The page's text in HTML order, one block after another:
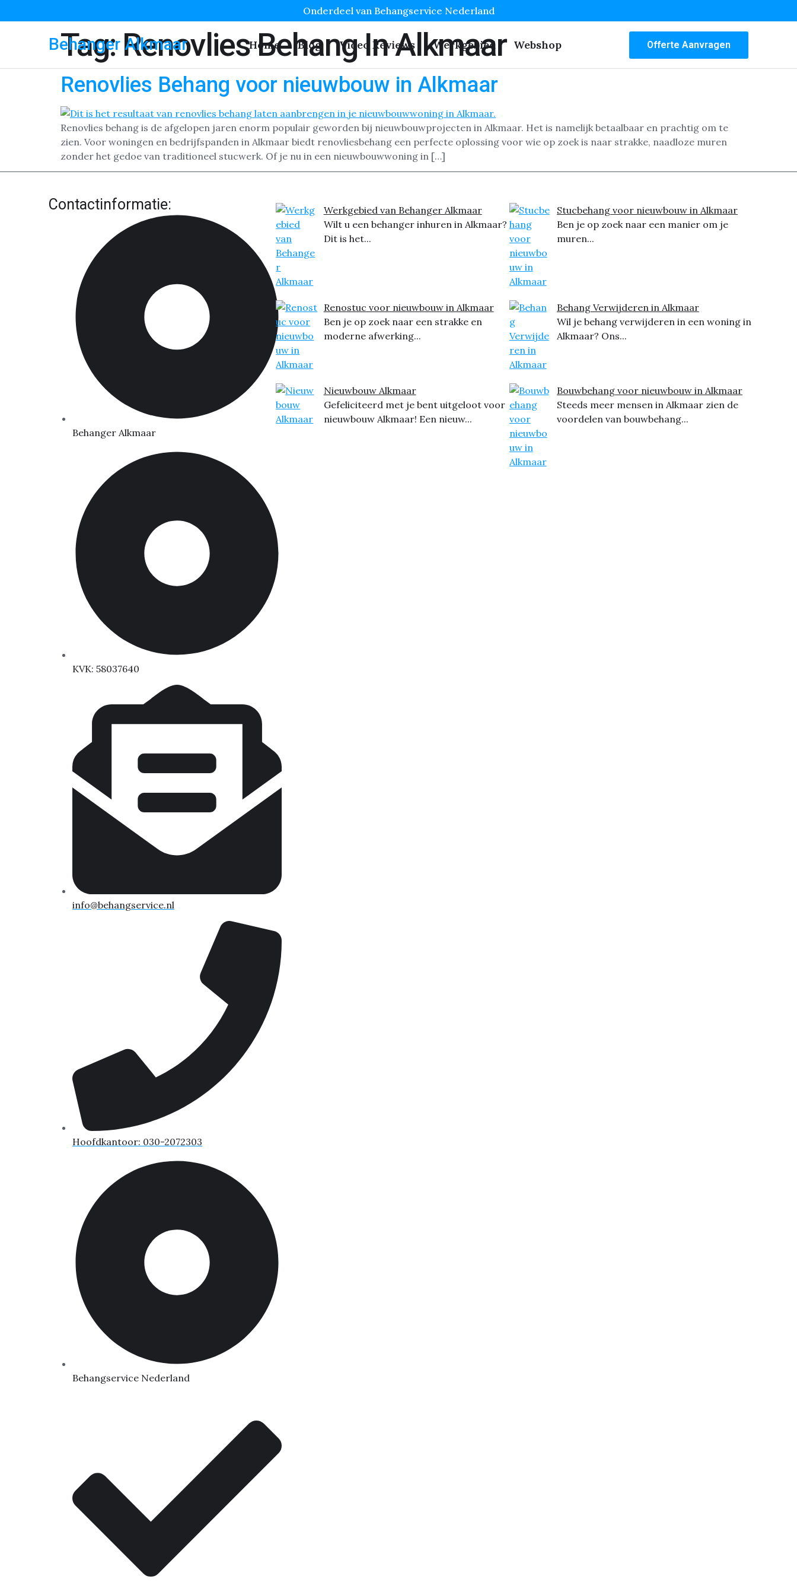
Onderdeel van Behangservice Nederland
Behanger Alkmaar Home Blog Video Reviews Werkgebied Webshop Offerte Aanvragen
Tag:Renovlies Behang In Alkmaar
Renovlies Behang voor nieuwbouw in Alkmaar
Renovlies behang is de afgelopen jaren enorm populair geworden bij nieuwbouwprojecten in Alkmaar. Het is namelijk betaalbaar en prachtig om te
zien. Voor woningen en bedrijfspanden in Alkmaar biedt renovliesbehang een perfecte oplossing voor wie op zoek is naar strakke, naadloze muren
zonder het gedoe van traditioneel stucwerk. Of je nu in een nieuwbouwwoning in […]
Contactinformatie:
Behanger Alkmaar
KVK: 58037640
info@behangservice.nl
Hoofdkantoor: 030-2072303
Behangservice Nederland
Werkgebied van Behanger Alkmaar
Wilt u een behanger inhuren in Alkmaar?
Dit is het...
Renostuc voor nieuwbouw in Alkmaar
Ben je op zoek naar een strakke en
moderne afwerking...
Nieuwbouw Alkmaar
Gefeliciteerd met je bent uitgeloot voor
nieuwbouw Alkmaar! Een nieuw...
Stucbehang voor nieuwbouw in Alkmaar
Ben je op zoek naar een manier om je
muren...
Behang Verwijderen in Alkmaar
Wil je behang verwijderen in een woning in
Alkmaar? Ons...
Bouwbehang voor nieuwbouw in Alkmaar
Steeds meer mensen in Alkmaar zien de
voordelen van bouwbehang...